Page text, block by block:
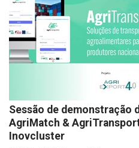
Sessão de demonstração
AgriMatch &
Inovcluster